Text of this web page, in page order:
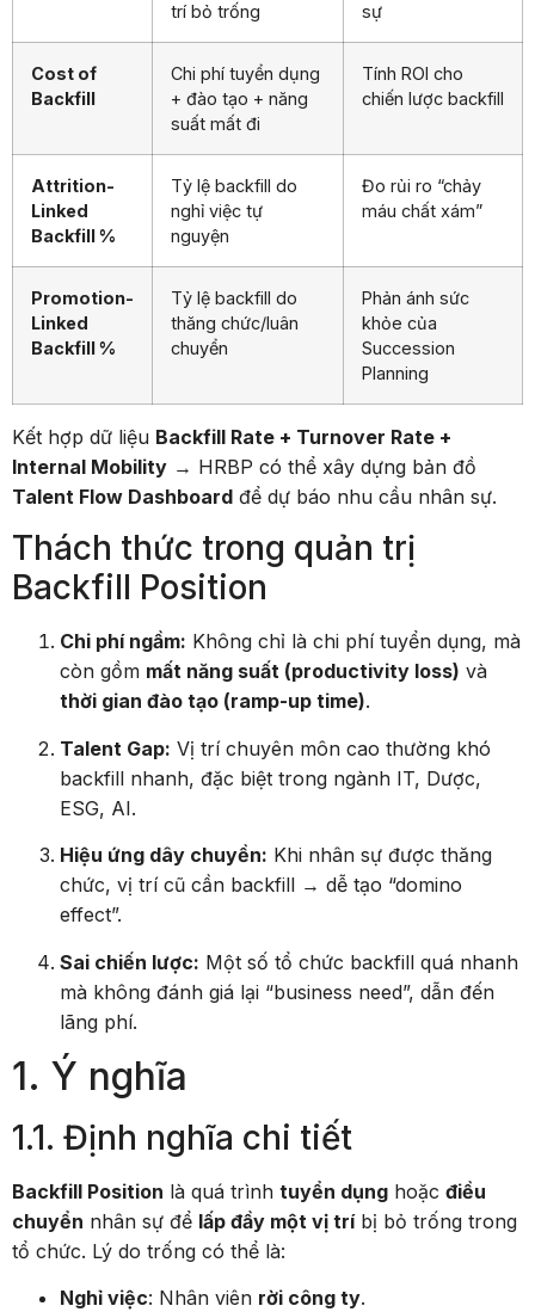
trí bỏ trống sự
Cost of
Backfill
Chi phí tuyển dụng
+ đào tạo + năng
suất mất đi
Tính ROI cho
chiến lược backfill
Attrition-
Linked
Backfill %
Tỷ lệ backfill do
nghỉ việc tự
nguyện
Đo rủi ro “chảy
máu chất xám”
Promotion-
Linked
Backfill %
Tỷ lệ backfill do
thăng chức/luân
chuyển
Phản ánh sức
khỏe của
Succession
Planning
Kết hợp dữ liệu Backfill Rate + Turnover Rate +
Internal Mobility → HRBP có thể xây dựng bản đồ
Talent Flow Dashboard để dự báo nhu cầu nhân sự.
Thách thức trong quản trị
Backfill Position
Chi phí ngầm: Không chỉ là chi phí tuyển dụng, mà
còn gồm mất năng suất (productivity loss) và
thời gian đào tạo (ramp-up time).
Talent Gap: Vị trí chuyên môn cao thường khó
backfill nhanh, đặc biệt trong ngành IT, Dược,
ESG, AI.
Hiệu ứng dây chuyền: Khi nhân sự được thăng
chức, vị trí cũ cần backfill → dễ tạo “domino
effect”.
Sai chiến lược: Một số tổ chức backfill quá nhanh
mà không đánh giá lại “business need”, dẫn đến
lãng phí.
1. Ý nghĩa
1.1. Định nghĩa chi tiết
Backfill Position là quá trình tuyển dụng hoặc điều
chuyển nhân sự để lấp đầy một vị tríbị bỏ trống trong
tổ chức. Lý do trống có thể là:
Nghỉ việc: Nhân viên rời công ty.